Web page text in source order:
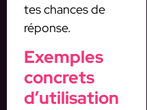
tes chances de
réponse.
Exemples
concrets
d’utilisation